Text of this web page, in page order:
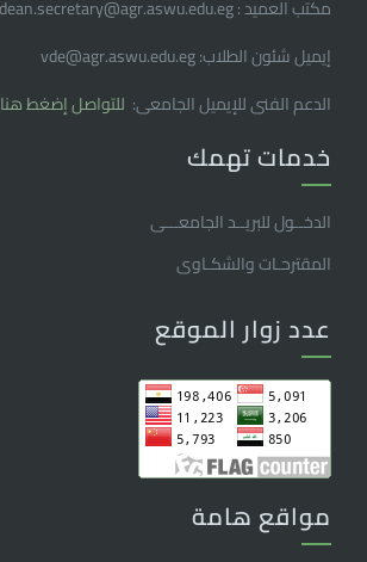
مكتب العميد : dean.secretary@agr.aswu.edu.eg
إيميل شئون الطلاب: vde@agr.aswu.edu.eg
الدعم الفنى للإيميل الجامعى: للتواصل إضغط هنا
خدمات تهمك
الدخــول للبريــد الجامعـــى
المقترحـات والشكـاوى
عدد زوار الموقع
مواقع هامة